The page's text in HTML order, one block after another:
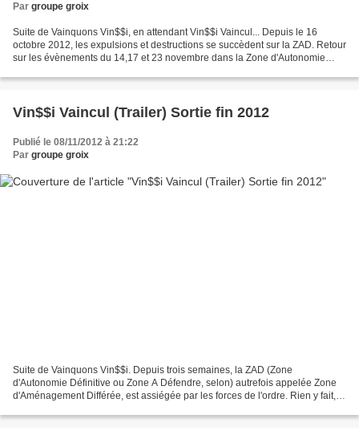
Par groupe groix
Suite de Vainquons Vin$$i, en attendant Vin$$i Vaincul... Depuis le 16
octobre 2012, les expulsions et destructions se succèdent sur la ZAD. Retour
sur les évènements du 14,17 et 23 novembre dans la Zone d'Autonomie
Vin$$i Vaincul (Trailer) Sortie fin 2012
Publié le 08/11/2012 à 21:22
Par groupe groix
Suite de Vainquons Vin$$i. Depuis trois semaines, la ZAD (Zone
d'Autonomie Définitive ou Zone A Défendre, selon) autrefois appelée Zone
d'Aménagement Différée, est assiégée par les forces de l'ordre. Rien y fait, la